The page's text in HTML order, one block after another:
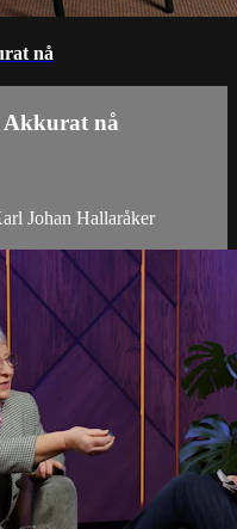
nå
nå
Johan Hallaråker